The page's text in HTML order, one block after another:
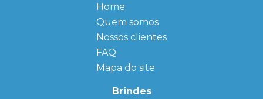
Home
Quem somos
Nossos clientes
FAQ
Mapa do site
Brindes